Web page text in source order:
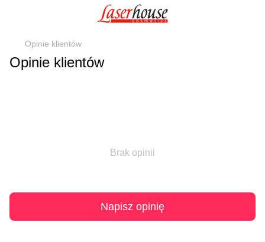
Opinie klientów
Opinie klientów
Brak opinii
Napisz opinię